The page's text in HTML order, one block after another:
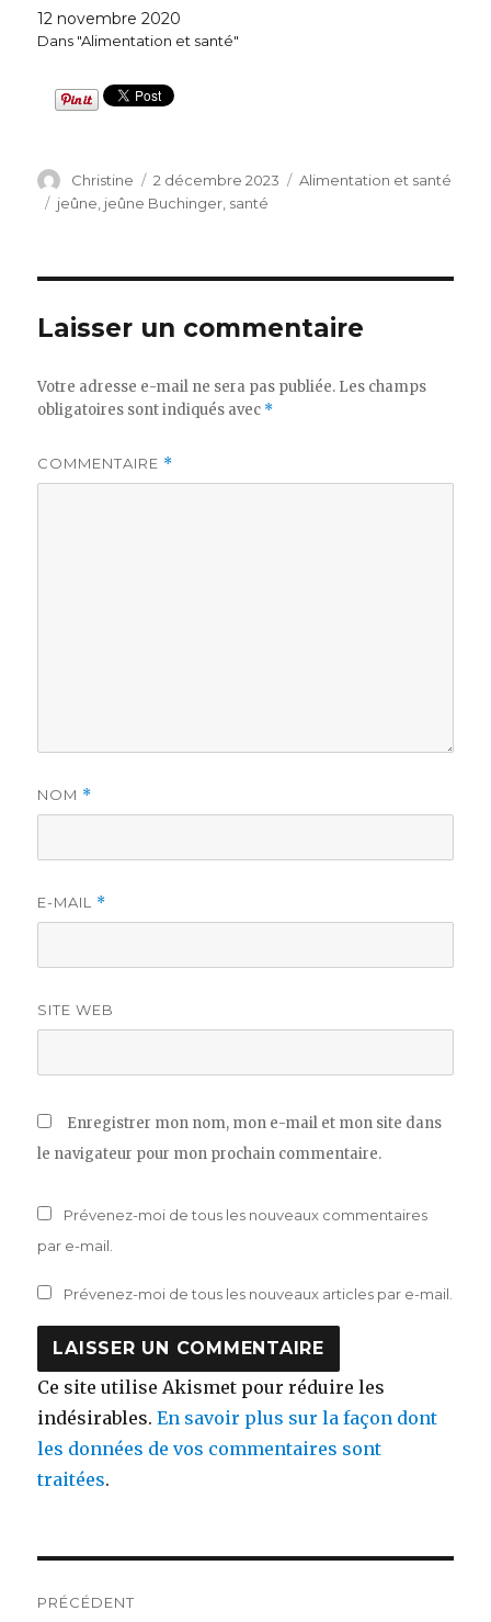
de focus? Lisez cet article pour en savoir plus sur une
approche originale qui vous aidera peut-être à…
12 novembre 2020
Dans "Alimentation et santé"
Auteur
Christine
Publié
le
2 décembre 2023 Catégories
Alimentation et santé
Étiquettes
jeûne jeûne Buchinger santé
Laisser un commentaire
Votre adresse e-mail ne sera pas publiée. Les champs
obligatoires sont indiqués avec *
COMMENTAIRE *
NOM *
E-MAIL *
SITE WEB
Enregistrer mon nom, mon e-mail et mon site dans
le navigateur pour mon prochain commentaire.
Prévenez-moi de tous les nouveaux commentaires
par e-mail.
Prévenez-moi de tous les nouveaux articles par e-mail.
Ce site utilise Akismet pour réduire les
indésirables.En savoir plus sur la façon dont
les données de vos commentaires sont
traitées.
PRÉCÉDENT